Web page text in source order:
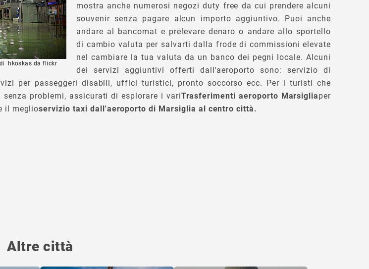
hkoskas da flickr
mostra anche numerosi negozi duty free da cui prendere alcuni
souvenir senza pagare alcun importo aggiuntivo. Puoi anche
andare al bancomat e prelevare denaro o andare allo sportello
di cambio valuta per salvarti dalla frode di commissioni elevate
nel cambiare la tua valuta da un banco dei pegni locale. Alcuni
dei servizi aggiuntivi offerti dall'aeroporto sono: servizio di
per passeggeri disabili, uffici turistici, pronto soccorso ecc. Per i turisti che
problemi, assicurati di esplorare i variTrasferimenti aeroporto Marsigliaper
il meglioservizio taxi dall'aeroporto di Marsiglia al centro città.
Altre città